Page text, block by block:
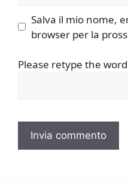
Salva il mio nome,
browser per la
Please retype the word